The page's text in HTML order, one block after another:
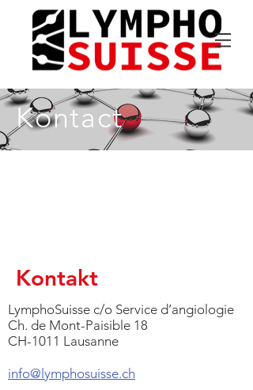
Kontact
Kontakt
LymphoSuisse c/o Service d’angiologie
Ch. de Mont-Paisible 18
CH-1011 Lausanne
info@lymphosuisse.ch